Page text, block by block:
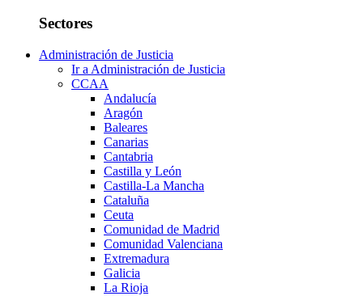
Sectores
Administración de Justicia
Ir a Administración de Justicia
CCAA
Andalucía
Aragón
Baleares
Canarias
Cantabria
Castilla y León
Castilla-La Mancha
Cataluña
Ceuta
Comunidad de Madrid
Comunidad Valenciana
Extremadura
Galicia
La Rioja